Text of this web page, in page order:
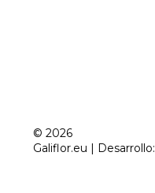
© 2026
Galiflor.eu | Desarrollo: